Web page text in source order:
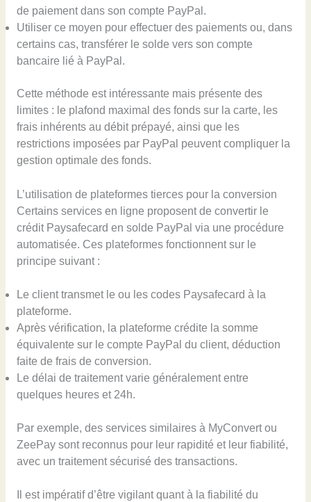
de paiement dans son compte PayPal.
Utiliser ce moyen pour effectuer des paiements ou, dans
certains cas, transférer le solde vers son compte
bancaire lié à PayPal.
Cette méthode est intéressante mais présente des
limites : le plafond maximal des fonds sur la carte, les
frais inhérents au débit prépayé, ainsi que les
restrictions imposées par PayPal peuvent compliquer la
gestion optimale des fonds.
L’utilisation de plateformes tierces pour la conversion
Certains services en ligne proposent de convertir le
crédit Paysafecard en solde PayPal via une procédure
automatisée. Ces plateformes fonctionnent sur le
principe suivant :
Le client transmet le ou les codes Paysafecard à la
plateforme.
Après vérification, la plateforme crédite la somme
équivalente sur le compte PayPal du client, déduction
faite de frais de conversion.
Le délai de traitement varie généralement entre
quelques heures et 24h.
Par exemple, des services similaires à MyConvert ou
ZeePay sont reconnus pour leur rapidité et leur fiabilité,
avec un traitement sécurisé des transactions.
Il est impératif d’être vigilant quant à la fiabilité du